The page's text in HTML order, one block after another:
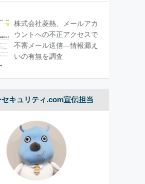
株式会社菱熱、メールアカ
ウントへの不正アクセスで
不審メール送信―情報漏え
いの有無を調査
キュリティ.com宣伝担当